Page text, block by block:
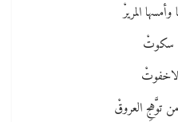
المريرْ
سكوتْ
توَّهجِ العروقْ